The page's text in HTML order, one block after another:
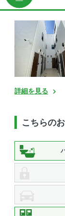
詳細を見る
こちらの